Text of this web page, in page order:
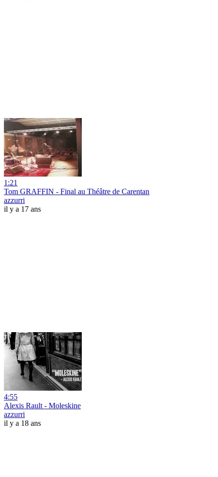
1:21
Tom GRAFFIN - Final au Théâtre de Carentan
azzurri
il y a 17 ans
4:55
Alexis Rault - Moleskine
azzurri
il y a 18 ans